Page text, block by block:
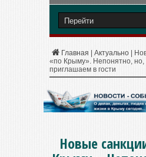
Главная Актуально
«по Крыму». Непонятно, но,
приглашаем в гости
Новые